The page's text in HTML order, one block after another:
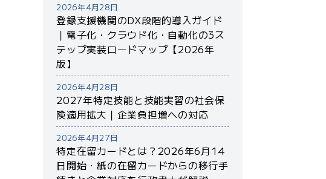
登録支援機関のDX段階的導入ガイド
｜電子化・クラウド化・自動化の3ス
テップ実装ロードマップ【2026年
版】
2026年4月28日
2027年特定技能と技能実習の社会保
険適用拡大｜企業負担増への対応
2026年4月28日
特定在留カードとは？2026年6月14
日開始・紙の在留カードからの移行手
2026年4月27日